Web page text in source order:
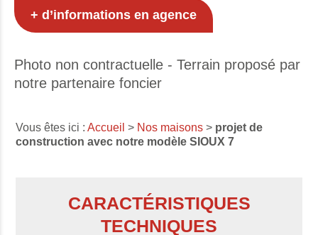
+ d’informations en agence
Photo non contractuelle - Terrain proposé par
notre partenaire foncier
Vous êtes ici :Accueil > Nos maisons > projet de
construction avec notre modèle SIOUX 7
CARACTÉRISTIQUES
TECHNIQUES